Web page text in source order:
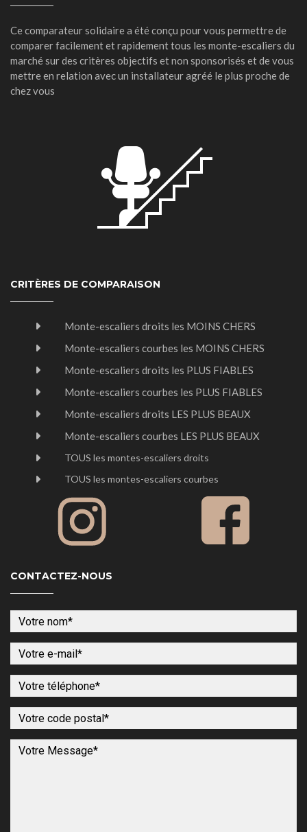
Ce comparateur solidaire a été conçu pour vous permettre de
comparer facilement et rapidement tous les monte-escaliers du
marché sur des critères objectifs et non sponsorisés et de vous
mettre en relation avec un installateur agréé le plus proche de
chez vous
CRITÈRES DE COMPARAISON
Monte-escaliers droits les MOINS CHERS
Monte-escaliers courbes les MOINS CHERS
Monte-escaliers droits les PLUS FIABLES
Monte-escaliers courbes les PLUS FIABLES
Monte-escaliers droits LES PLUS BEAUX
Monte-escaliers courbes LES PLUS BEAUX
TOUS les montes-escaliers droits
TOUS les montes-escaliers courbes
CONTACTEZ-NOUS